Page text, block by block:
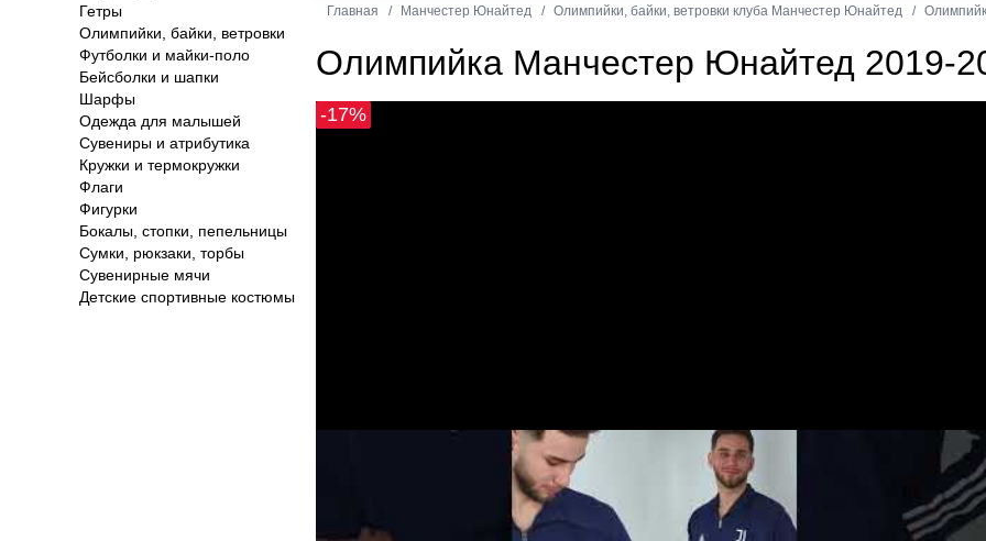
Гетры
Олимпийки, байки, ветровки
Футболки и майки-поло
Бейсболки и шапки
Шарфы
Одежда для малышей
Сувениры и атрибутика
Кружки и термокружки
Флаги
Фигурки
Бокалы, стопки, пепельницы
Сумки, рюкзаки, торбы
Сувенирные мячи
Детские спортивные костюмы
Главная Манчестер Юнайтед Олимпийки, байки, ветровки клуба Манчестер Юнайтед
Олимпийка Манчестер Юнайтед 2019-
-17%